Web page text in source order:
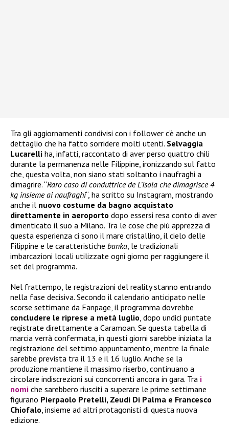
Tra gli aggiornamenti condivisi con i follower c’è anche un
dettaglio che ha fatto sorridere molti utenti. Selvaggia
Lucarelli ha, infatti, raccontato di aver perso quattro chili
durante la permanenza nelle Filippine, ironizzando sul fatto
che, questa volta, non siano stati soltanto i naufraghi a
dimagrire. “Raro caso di conduttrice de L’Isola che dimagrisce 4
kg insieme ai naufraghi“, ha scritto su Instagram, mostrando
anche il nuovo costume da bagno acquistato
direttamente in aeroporto dopo essersi resa conto di aver
dimenticato il suo a Milano. Tra le cose che più apprezza di
questa esperienza ci sono il mare cristallino, il cielo delle
Filippine e le caratteristiche banka, le tradizionali
imbarcazioni locali utilizzate ogni giorno per raggiungere il
set del programma.
Nel frattempo, le registrazioni del reality stanno entrando
nella fase decisiva. Secondo il calendario anticipato nelle
scorse settimane da Fanpage, il programma dovrebbe
concludere le riprese a metà luglio, dopo undici puntate
registrate direttamente a Caramoan. Se questa tabella di
marcia verrà confermata, in questi giorni sarebbe iniziata la
registrazione del settimo appuntamento, mentre la finale
sarebbe prevista tra il 13 e il 16 luglio. Anche se la
produzione mantiene il massimo riserbo, continuano a
circolare indiscrezioni sui concorrenti ancora in gara. Tra i
nomi che sarebbero riusciti a superare le prime settimane
figurano Pierpaolo Pretelli, Zeudi Di Palma e Francesco
Chiofalo, insieme ad altri protagonisti di questa nuova
edizione.